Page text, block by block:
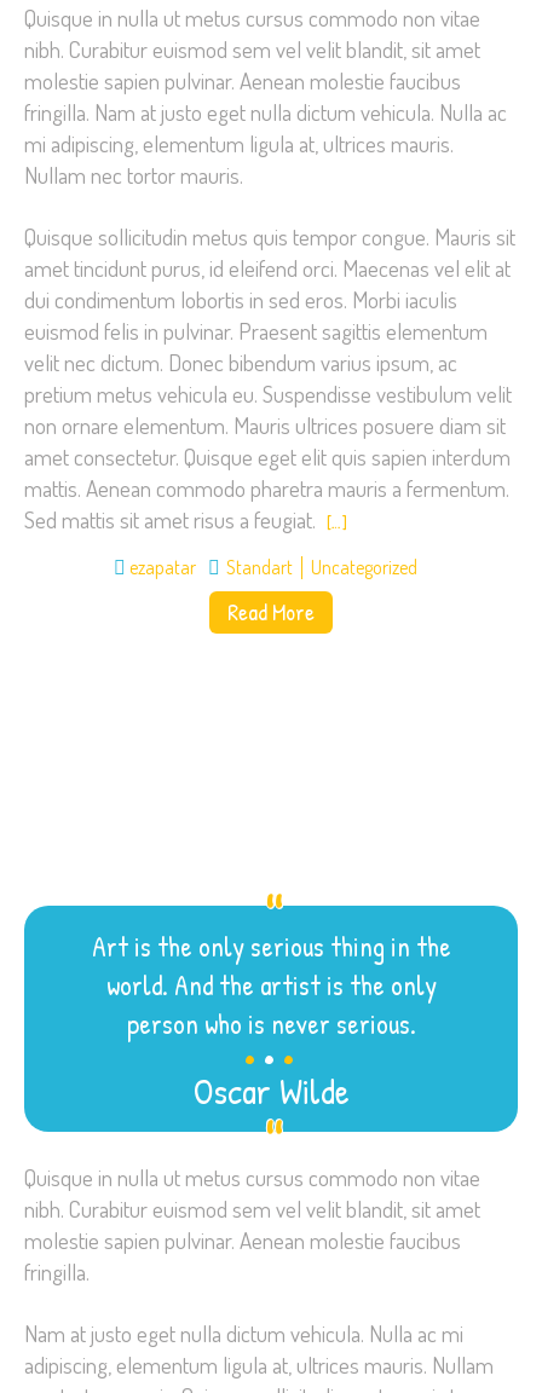
Quisque in nulla ut metus cursus commodo non vitae
nibh. Curabitur euismod sem vel velit blandit, sit amet
molestie sapien pulvinar. Aenean molestie faucibus
fringilla. Nam at justo eget nulla dictum vehicula. Nulla ac
mi adipiscing, elementum ligula at, ultrices mauris.
Nullam nec tortor mauris.
Quisque sollicitudin metus quis tempor congue. Mauris sit
amet tincidunt purus, id eleifend orci. Maecenas vel elit at
dui condimentum lobortis in sed eros. Morbi iaculis
euismod felis in pulvinar. Praesent sagittis elementum
velit nec dictum. Donec bibendum varius ipsum, ac
pretium metus vehicula eu. Suspendisse vestibulum velit
non ornare elementum. Mauris ultrices posuere diam sit
amet consectetur. Quisque eget elit quis sapien interdum
mattis. Aenean commodo pharetra mauris a fermentum.
Sed mattis sit amet risus a feugiat. […]
ezapatar Standart Uncategorized
Read More
Art is the only serious thing in the
world. And the artist is the only
person who is never serious.
...
Oscar Wilde
Quisque in nulla ut metus cursus commodo non vitae
nibh. Curabitur euismod sem vel velit blandit, sit amet
molestie sapien pulvinar. Aenean molestie faucibus
fringilla.
Nam at justo eget nulla dictum vehicula. Nulla ac mi
adipiscing, elementum ligula at, ultrices mauris. Nullam